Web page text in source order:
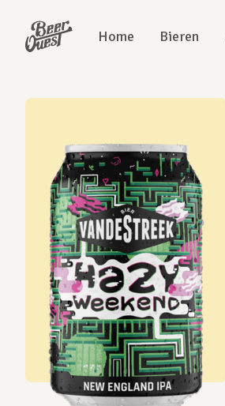
Home Bieren